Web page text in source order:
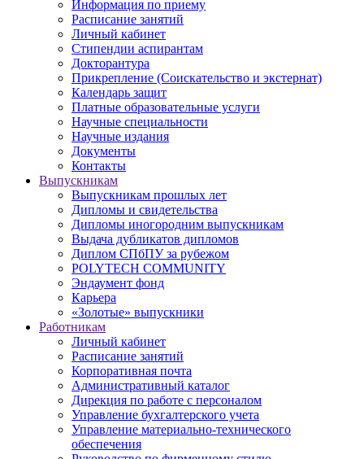
Информация по приему
Расписание занятий
Личный кабинет
Стипендии аспирантам
Докторантура
Прикрепление (Соискательство и экстернат)
Календарь защит
Платные образовательные услуги
Научные специальности
Научные издания
Документы
Контакты
Выпускникам
Выпускникам прошлых лет
Дипломы и свидетельства
Дипломы иногородним выпускникам
Выдача дубликатов дипломов
Диплом СПбПУ за рубежом
POLYTECH COMMUNITY
Эндаумент фонд
Карьера
«Золотые» выпускники
Работникам
Личный кабинет
Расписание занятий
Корпоративная почта
Административный каталог
Дирекция по работе с персоналом
Управление бухгалтерского учета
Управление материально-технического
обеспечения